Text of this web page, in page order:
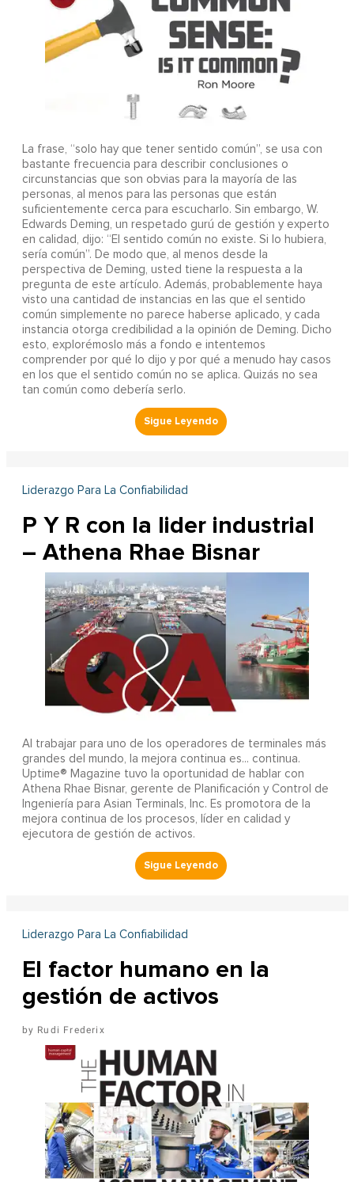
La frase, “solo hay que tener sentido común”, se usa con
bastante frecuencia para describir conclusiones o
circunstancias que son obvias para la mayoría de las
personas, al menos para las personas que están
suficientemente cerca para escucharlo. Sin embargo, W.
Edwards Deming, un respetado gurú de gestión y experto
en calidad, dijo: “El sentido común no existe. Si lo hubiera,
sería común”. De modo que, al menos desde la
perspectiva de Deming, usted tiene la respuesta a la
pregunta de este artículo. Además, probablemente haya
visto una cantidad de instancias en las que el sentido
común simplemente no parece haberse aplicado, y cada
instancia otorga credibilidad a la opinión de Deming. Dicho
esto, explorémoslo más a fondo e intentemos
comprender por qué lo dijo y por qué a menudo hay casos
en los que el sentido común no se aplica. Quizás no sea
tan común como debería serlo.
Liderazgo Para La Confiabilidad
P Y R con la lider industrial
– Athena Rhae Bisnar
Al trabajar para uno de los operadores de terminales más
grandes del mundo, la mejora continua es... continua.
Uptime® Magazine tuvo la oportunidad de hablar con
Athena Rhae Bisnar, gerente de Planificación y Control de
Ingeniería para Asian Terminals, Inc. Es promotora de la
mejora continua de los procesos, líder en calidad y
ejecutora de gestión de activos.
Liderazgo Para La Confiabilidad
El factor humano en la
gestión de activos
Rudi Frederix